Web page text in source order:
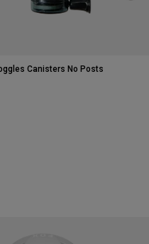
Canisters No Posts